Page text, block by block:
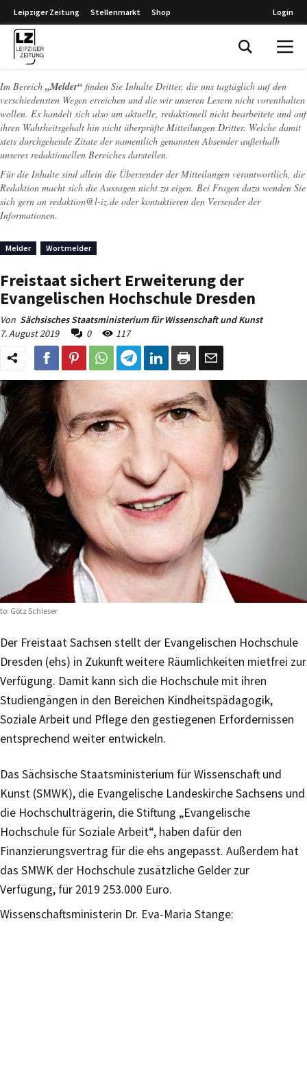
Leipziger Zeitung Stellenmarkt Shop Login
Im Bereich „Melder“ finden Sie Inhalte Dritter, die uns tagtäglich auf den
verschiedensten Wegen erreichen und die wir unseren Lesern nicht vorenthalten
wollen. Es handelt sich also um aktuelle, redaktionell nicht bearbeitete und auf
ihren Wahrheitsgehalt hin nicht überprüfte Mitteilungen Dritter. Welche damit
stets durchgehende Zitate der namentlich genannten Absender außerhalb
unseres redaktionellen Bereiches darstellen.
Für die Inhalte sind allein die Übersender der Mitteilungen verantwortlich, die
Redaktion macht sich die Aussagen nicht zu eigen. Bei Fragen dazu wenden Sie
sich gern an redaktion@l-iz.de oder kontaktieren den Versender der
Informationen.
Melder Wortmelder
Freistaat sichert Erweiterung der
Evangelischen Hochschule Dresden
Von Sächsisches Staatsministerium für Wissenschaft und Kunst
7. August 2019
0 117
Götz Schleser
Der Freistaat Sachsen stellt der Evangelischen Hochschule
Dresden (ehs) in Zukunft weitere Räumlichkeiten mietfrei zur
Verfügung. Damit kann sich die Hochschule mit ihren
Studiengängen in den Bereichen Kindheitspädagogik,
Soziale Arbeit und Pflege den gestiegenen Erfordernissen
entsprechend weiter entwickeln.
Das Sächsische Staatsministerium für Wissenschaft und
Kunst (SMWK), die Evangelische Landeskirche Sachsens und
die Hochschulträgerin, die Stiftung „Evangelische
Hochschule für Soziale Arbeit“, haben dafür den
Finanzierungsvertrag für die ehs angepasst. Außerdem hat
das SMWK der Hochschule zusätzliche Gelder zur
Verfügung, für 2019 253.000 Euro.
Wissenschaftsministerin Dr. Eva-Maria Stange: